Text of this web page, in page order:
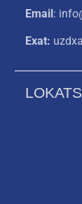
Email:
Exat: